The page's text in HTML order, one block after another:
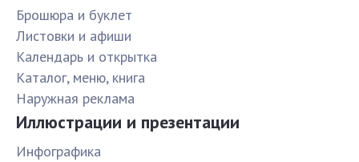
Брошюра и буклет
Листовки и афиши
Календарь и открытка
Каталог, меню, книга
Наружная реклама
Иллюстрации и презентации
Инфографика